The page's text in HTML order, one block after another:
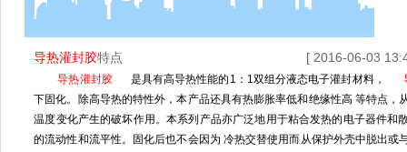
导热灌封胶特点 [ 2016-06-03
导热灌封胶 是具有高导热性能的1：1双组分液态电子灌封材料，
下固化。除高导热的特性外，本产品还具有热膨胀率低和绝缘性高 等特点，
温度变化产生的破坏作用。本系列产品亦广泛地用于粘合发热的电子器件和
的流动性和流平性。固化后也不会因为 冷热交替使用而从保护外壳中脱出或